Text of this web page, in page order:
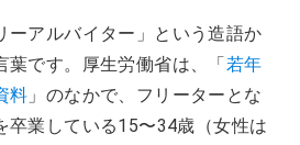
ーアルバイター」という造語か
葉です。厚生労働省は、「 若年
料 」のなかで、フリーターとな
卒業している15〜34歳（女性は